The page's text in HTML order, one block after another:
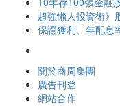
超強懶人投資術》
保證獲利、年配息
關於商周集團
廣告刊登
網站合作